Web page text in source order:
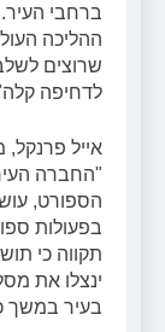
ברחבי העיר.
ההליכה
שרוצים
לדחיפה
אייל פרנקל,
"החברה
הספורט,
בפעולות
תקווה כי
ינצלו את
בעיר במשך